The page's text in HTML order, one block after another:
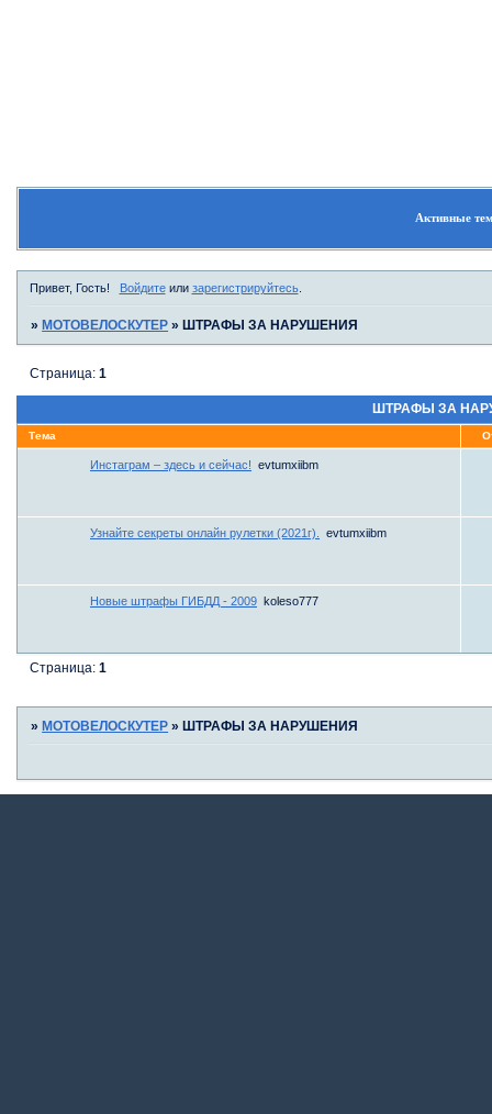
Активные
Привет, Гость! Войдитеили зарегистрируйтесь.
»МОТОВЕЛОСКУТЕР »ШТРАФЫ ЗА НАРУШЕНИЯ
ШТРАФЫ ЗА
Страница:1
Тема
Инстаграм – здесь и сейчас! evtumxiibm
Узнайте секреты онлайн рулетки (2021г). evtumxiibm
Новые штрафы ГИБДД - 2009 koleso777
Страница:1
» МОТОВЕЛОСКУТЕР » ШТРАФЫ ЗА НАРУШЕНИЯ